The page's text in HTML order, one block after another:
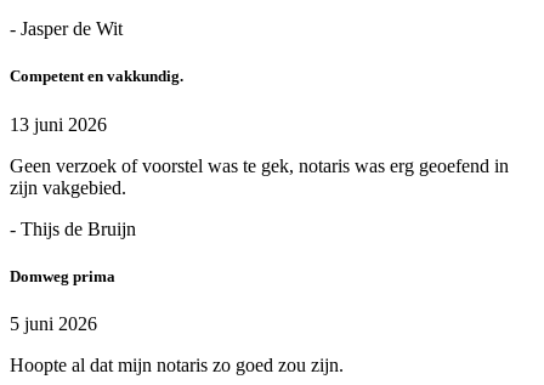
- Jasper de Wit
Competent en vakkundig.
13 juni 2026
Geen verzoek of voorstel was te gek, notaris was erg geoefend in
zijn vakgebied.
- Thijs de Bruijn
Domweg prima
5 juni 2026
Hoopte al dat mijn notaris zo goed zou zijn.